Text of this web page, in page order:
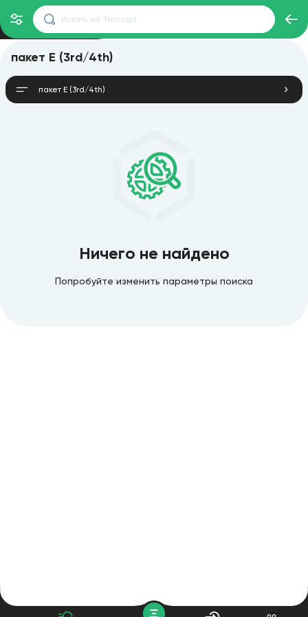
пакет E (3rd/4th)
пакет E (3rd/4th)
Ничего не найдено
Попробуйте изменить параметры поиска